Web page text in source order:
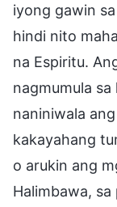
iyong gawin
hindi nito
na Espiritu.
nagmumula
naniniwala
kakayahang
o arukin ang
Halimbawa,